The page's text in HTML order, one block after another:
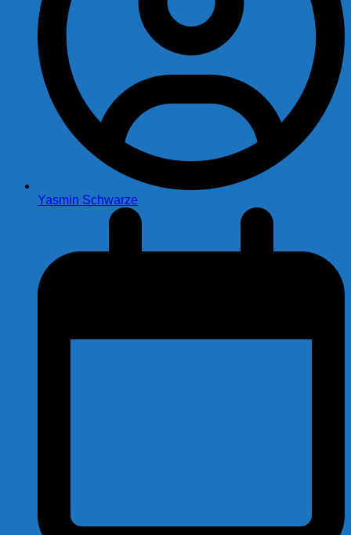
Yasmin Schwarze